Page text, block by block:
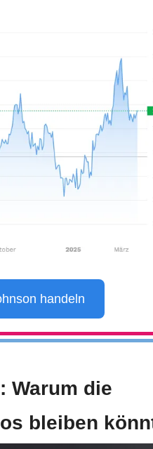
handeln
Warum die
bleiben